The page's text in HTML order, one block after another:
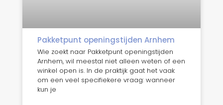
Pakketpunt openingstijden Arnhem
Wie zoekt naar Pakketpunt openingstijden
Arnhem, wil meestal niet alleen weten of een
winkel open is. In de praktijk gaat het vaak
om een veel specifiekere vraag: wanneer
kun je